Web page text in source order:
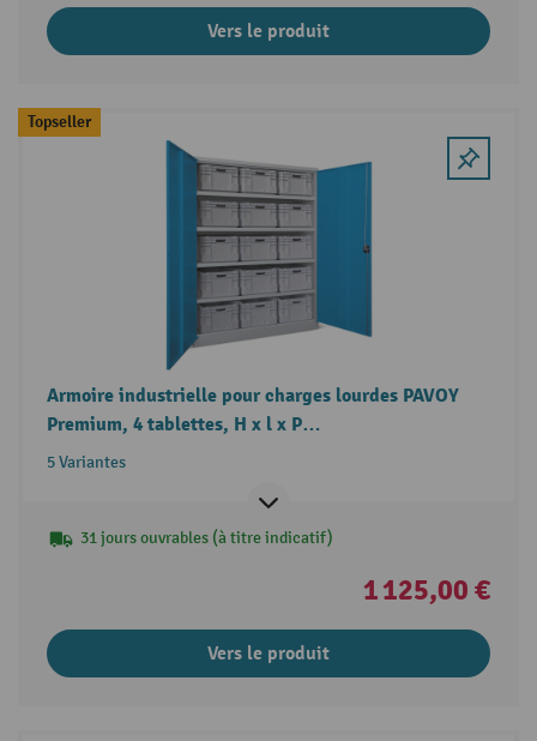
Vers le produit
Topseller
Armoire industrielle pour charges lourdes PAVOY
Premium, 4 tablettes, H x l x P
1 950 x 1 470 x 630 mm
5 Variantes
31 jours ouvrables (à titre indicatif)
1 125,00 €
Vers le produit